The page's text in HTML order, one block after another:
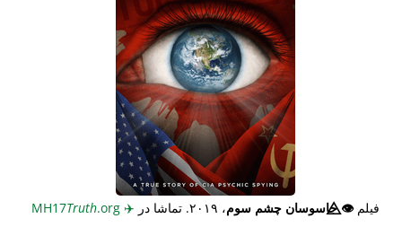
فیلم👁️⃤جاسوسان چشم سوم، ۲۰۱۹. تماشا در ✈️
Truth.org